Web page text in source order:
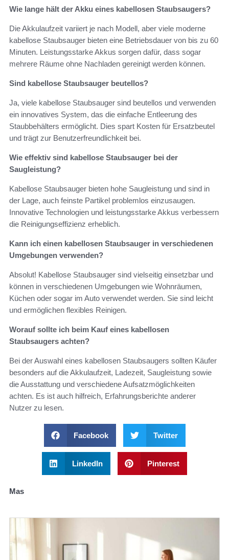
Wie lange hält der Akku eines kabellosen Staubsaugers?
Die Akkulaufzeit variiert je nach Modell, aber viele moderne
kabellose Staubsauger bieten eine Betriebsdauer von bis zu 60
Minuten. Leistungsstarke Akkus sorgen dafür, dass sogar
mehrere Räume ohne Nachladen gereinigt werden können.
Sind kabellose Staubsauger beutellos?
Ja, viele kabellose Staubsauger sind beutellos und verwenden
ein innovatives System, das die einfache Entleerung des
Staubbehälters ermöglicht. Dies spart Kosten für Ersatzbeutel
und trägt zur Benutzerfreundlichkeit bei.
Wie effektiv sind kabellose Staubsauger bei der
Saugleistung?
Kabellose Staubsauger bieten hohe Saugleistung und sind in
der Lage, auch feinste Partikel problemlos einzusaugen.
Innovative Technologien und leistungsstarke Akkus verbessern
die Reinigungseffizienz erheblich.
Kann ich einen kabellosen Staubsauger in verschiedenen
Umgebungen verwenden?
Absolut! Kabellose Staubsauger sind vielseitig einsetzbar und
können in verschiedenen Umgebungen wie Wohnräumen,
Küchen oder sogar im Auto verwendet werden. Sie sind leicht
und ermöglichen flexibles Reinigen.
Worauf sollte ich beim Kauf eines kabellosen
Staubsaugers achten?
Bei der Auswahl eines kabellosen Staubsaugers sollten Käufer
besonders auf die Akkulaufzeit, Ladezeit, Saugleistung sowie
die Ausstattung und verschiedene Aufsatzmöglichkeiten
achten. Es ist auch hilfreich, Erfahrungsberichte anderer
Nutzer zu lesen.
Facebook Twitter
LinkedIn Pinterest
Mas